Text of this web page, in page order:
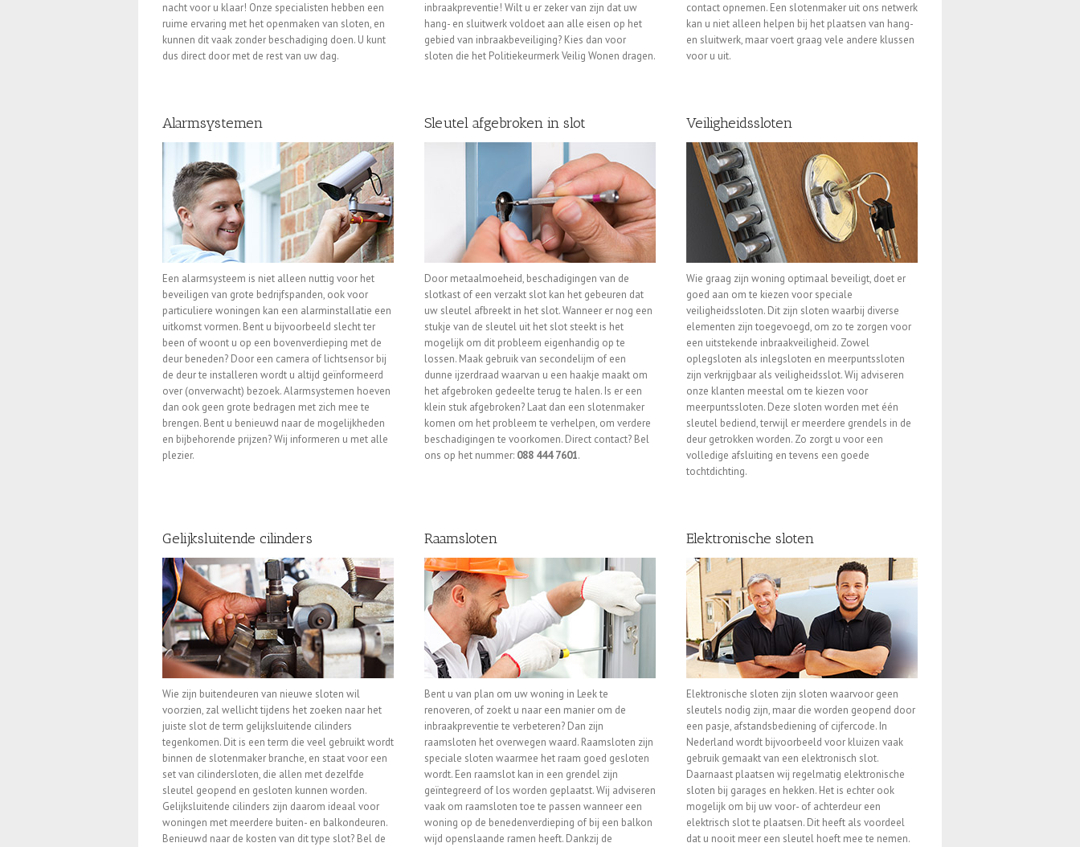
nacht voor u klaar! Onze specialisten hebben een
ruime ervaring met het openmaken van sloten, en
kunnen dit vaak zonder beschadiging doen. U kunt
dus direct door met de rest van uw dag.
inbraakpreventie! Wilt u er zeker van zijn dat uw
hang- en sluitwerk voldoet aan alle eisen op het
gebied van inbraakbeveiliging? Kies dan voor
sloten die het Politiekeurmerk Veilig Wonen dragen.
contact opnemen. Een slotenmaker uit ons netwerk
kan u niet alleen helpen bij het plaatsen van hang-
en sluitwerk, maar voert graag vele andere klussen
voor u uit.
Alarmsystemen
Een alarmsysteem is niet alleen nuttig voor het
beveiligen van grote bedrijfspanden, ook voor
particuliere woningen kan een alarminstallatie een
uitkomst vormen. Bent u bijvoorbeeld slecht ter
been of woont u op een bovenverdieping met de
deur beneden? Door een camera of lichtsensor bij
de deur te installeren wordt u altijd geïnformeerd
over (onverwacht) bezoek. Alarmsystemen hoeven
dan ook geen grote bedragen met zich mee te
brengen. Bent u benieuwd naar de mogelijkheden
en bijbehorende prijzen? Wij informeren u met alle
plezier.
Sleutel afgebroken in slot
Door metaalmoeheid, beschadigingen van de
slotkast of een verzakt slot kan het gebeuren dat
uw sleutel afbreekt in het slot. Wanneer er nog een
stukje van de sleutel uit het slot steekt is het
mogelijk om dit probleem eigenhandig op te
lossen. Maak gebruik van secondelijm of een
dunne ijzerdraad waarvan u een haakje maakt om
het afgebroken gedeelte terug te halen. Is er een
klein stuk afgebroken? Laat dan een slotenmaker
komen om het probleem te verhelpen, om verdere
beschadigingen te voorkomen. Direct contact? Bel
ons op het nummer: 088 444 7601.
Veiligheidssloten
Wie graag zijn woning optimaal beveiligt, doet er
goed aan om te kiezen voor speciale
veiligheidssloten. Dit zijn sloten waarbij diverse
elementen zijn toegevoegd, om zo te zorgen voor
een uitstekende inbraakveiligheid. Zowel
oplegsloten als inlegsloten en meerpuntssloten
zijn verkrijgbaar als veiligheidsslot. Wij adviseren
onze klanten meestal om te kiezen voor
meerpuntssloten. Deze sloten worden met één
sleutel bediend, terwijl er meerdere grendels in de
deur getrokken worden. Zo zorgt u voor een
volledige afsluiting en tevens een goede
tochtdichting.
Gelijksluitende cilinders
Wie zijn buitendeuren van nieuwe sloten wil
voorzien, zal wellicht tijdens het zoeken naar het
juiste slot de term gelijksluitende cilinders
tegenkomen. Dit is een term die veel gebruikt wordt
binnen de slotenmaker branche, en staat voor een
set van cilindersloten, die allen met dezelfde
sleutel geopend en gesloten kunnen worden.
Gelijksluitende cilinders zijn daarom ideaal voor
woningen met meerdere buiten- en balkondeuren.
Benieuwd naar de kosten van dit type slot? Bel de
Raamsloten
Bent u van plan om uw woning in Leek te
renoveren, of zoekt u naar een manier om de
inbraakpreventie te verbeteren? Dan zijn
raamsloten het overwegen waard. Raamsloten zijn
speciale sloten waarmee het raam goed gesloten
wordt. Een raamslot kan in een grendel zijn
geïntegreerd of los worden geplaatst. Wij adviseren
vaak om raamsloten toe te passen wanneer een
woning op de benedenverdieping of bij een balkon
wijd openslaande ramen heeft. Dankzij de
Elektronische sloten
Elektronische sloten zijn sloten waarvoor geen
sleutels nodig zijn, maar die worden geopend door
een pasje, afstandsbediening of cijfercode. In
Nederland wordt bijvoorbeeld voor kluizen vaak
gebruik gemaakt van een elektronisch slot.
Daarnaast plaatsen wij regelmatig elektronische
sloten bij garages en hekken. Het is echter ook
mogelijk om bij uw voor- of achterdeur een
elektrisch slot te plaatsen. Dit heeft als voordeel
dat u nooit meer een sleutel hoeft mee te nemen.